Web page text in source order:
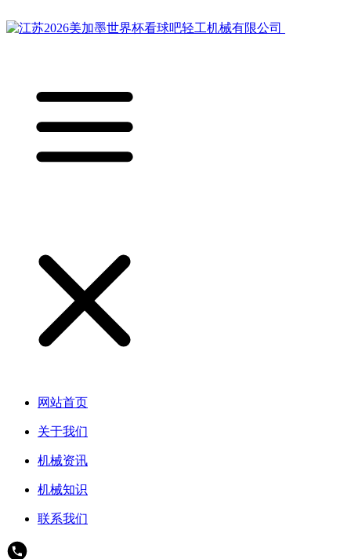
网站首页
关于我们
机械资讯
机械知识
联系我们